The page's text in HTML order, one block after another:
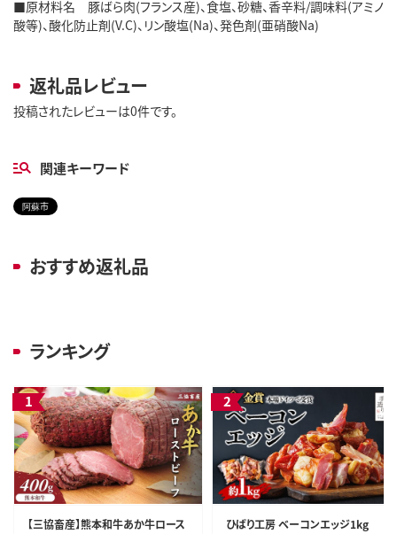
■原材料名 豚ばら肉(フランス産)、食塩、砂糖、香辛料/調味料(アミノ
酸等)、酸化防止剤(V.C)、リン酸塩(Na)、発色剤(亜硝酸Na)
返礼品レビュー
投稿されたレビューは0件です。
関連キーワード
阿蘇市
おすすめ返礼品
ランキング
【三協畜産】熊本和牛あか牛ロース
ひばり工房 ベーコンエッジ1kg